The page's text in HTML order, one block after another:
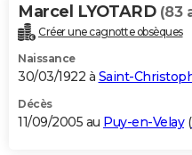
Marcel LYOTARD (83
Créer une cagnotte obsèques
Naissance
30/03/1922 à Saint-
Décès
11/09/2005 au Puy-en-Velay(